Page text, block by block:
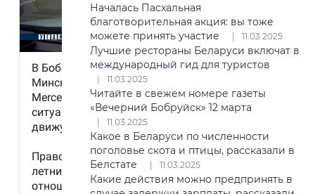
Началась Пасхальная
благотворительная акция: вы тоже
можете принять участие
11.03.2025
Лучшие рестораны Беларуси включат в
международный гид для туристов
11.03.2025
Читайте в свежем номере газеты
«Вечерний Бобруйск» 12 марта
11.03.2025
Какое в Беларуси по численности
поголовье скота и птицы, рассказали в
Белстате
11.03.2025
Какие действия можно предпринять в